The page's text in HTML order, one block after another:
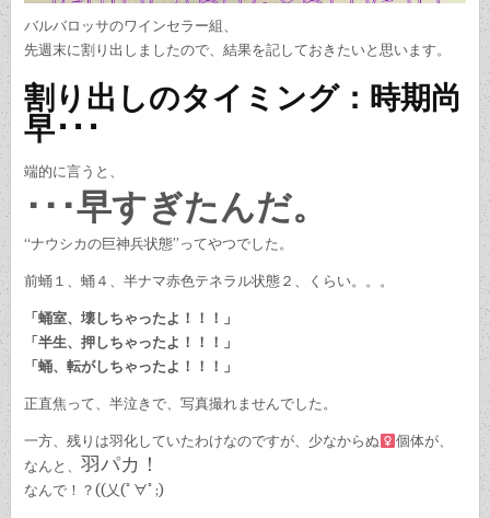
バルバロッサのワインセラー組、
先週末に割り出しましたので、結果を記しておきたいと思います。
割り出しのタイミング：時期尚
早･･･
端的に言うと、
･･･早すぎたんだ。
“ナウシカの巨神兵状態”ってやつでした。
前蛹１、蛹４、半ナマ赤色テネラル状態２、くらい。。。
「蛹室、壊しちゃったよ！！！」
「半生、押しちゃったよ！！！」
「蛹、転がしちゃったよ！！！」
正直焦って、半泣きで、写真撮れませんでした。
一方、残りは羽化していたわけなのですが、少なからぬ
個体が、
なんと、羽パカ！
なんで！？((乂(ﾟ∀ﾟ;)